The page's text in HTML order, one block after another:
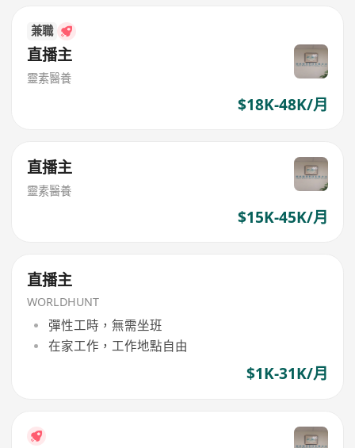
兼職
直播主
靈素醫養
$18K-48K/月
直播主
靈素醫養
$15K-45K/月
直播主
WORLDHUNT
彈性工時，無需坐班
在家工作，工作地點自由
$1K-31K/月